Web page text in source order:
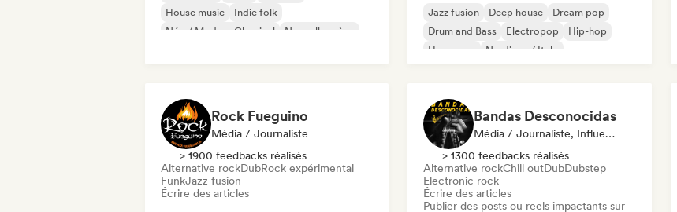
House music
Indie folk
Néo / Modern Classical
Nouvelle scène
Jazz fusion Deep house
Dream pop
Drum and Bass
Electropop
Hip-hop
Hyperpop
Nu-disco / Italo
Rock Fueguino
Média / Journaliste
> 1900 feedbacks réalisés
Alternative rockDubRock expérimental
FunkJazz fusion
Écrire des articles
Bandas Desconocidas
Média / Journaliste, Influenceur·euse Sur Les Réseaux Sociaux
> 1300 feedbacks réalisés
Alternative rockChill outDubDubstep
Electronic rock
Écrire des articles
Publier des posts ou reels impactants sur